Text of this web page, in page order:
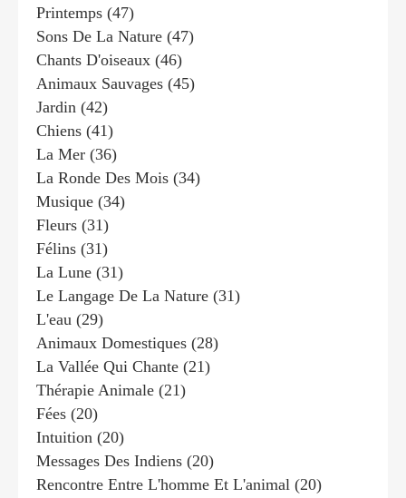
Printemps (47)
Sons De La Nature (47)
Chants D'oiseaux (46)
Animaux Sauvages (45)
Jardin (42)
Chiens (41)
La Mer (36)
La Ronde Des Mois (34)
Musique (34)
Fleurs (31)
Félins (31)
La Lune (31)
Le Langage De La Nature (31)
L'eau (29)
Animaux Domestiques (28)
La Vallée Qui Chante (21)
Thérapie Animale (21)
Fées (20)
Intuition (20)
Messages Des Indiens (20)
Rencontre Entre L'homme Et L'animal (20)